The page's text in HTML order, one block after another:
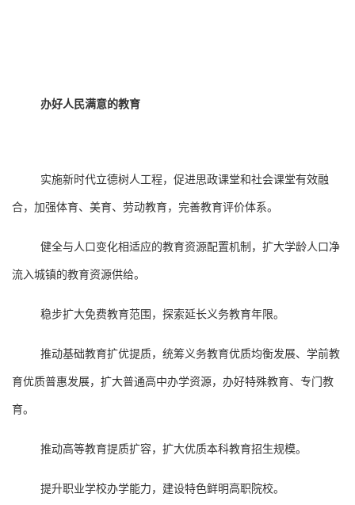
办好人民满意的教育
实施新时代立德树人工程，促进思政课堂和社会课堂有效融
合，加强体育、美育、劳动教育，完善教育评价体系。
健全与人口变化相适应的教育资源配置机制，扩大学龄人口净
流入城镇的教育资源供给。
稳步扩大免费教育范围，探索延长义务教育年限。
推动基础教育扩优提质，统筹义务教育优质均衡发展、学前教
育优质普惠发展，扩大普通高中办学资源，办好特殊教育、专门教
育。
推动高等教育提质扩容，扩大优质本科教育招生规模。
提升职业学校办学能力，建设特色鲜明高职院校。